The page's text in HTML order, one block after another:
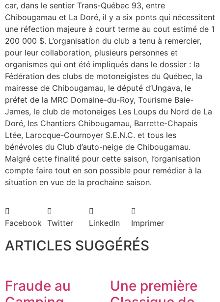
car, dans le sentier Trans-Québec 93, entre
Chibougamau et La Doré, il y a six ponts qui nécessitent
une réfection majeure à court terme au cout estimé de 1
200 000 $. L’organisation du club a tenu à remercier,
pour leur collaboration, plusieurs personnes et
organismes qui ont été impliqués dans le dossier : la
Fédération des clubs de motoneigistes du Québec, la
mairesse de Chibougamau, le député d’Ungava, le
préfet de la MRC Domaine-du-Roy, Tourisme Baie-
James, le club de motoneiges Les Loups du Nord de La
Doré, les Chantiers Chibougamau, Barrette-Chapais
Ltée, Larocque-Cournoyer S.E.N.C. et tous les
bénévoles du Club d’auto-neige de Chibougamau.
Malgré cette finalité pour cette saison, l’organisation
compte faire tout en son possible pour remédier à la
situation en vue de la prochaine saison.
Facebook Twitter LinkedIn Imprimer
ARTICLES SUGGÉRÉS
Fraude au
Une première